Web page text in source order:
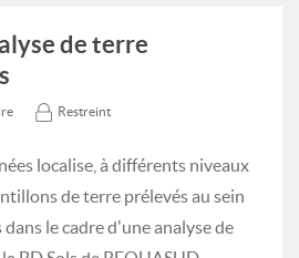
de terre
Restreint
localise, à différents niveaux
de terre prélevés au sein
le cadre d'une analyse de